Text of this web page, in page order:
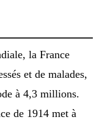
la France
et de malades,
à 4,3 millions.
de 1914 met à